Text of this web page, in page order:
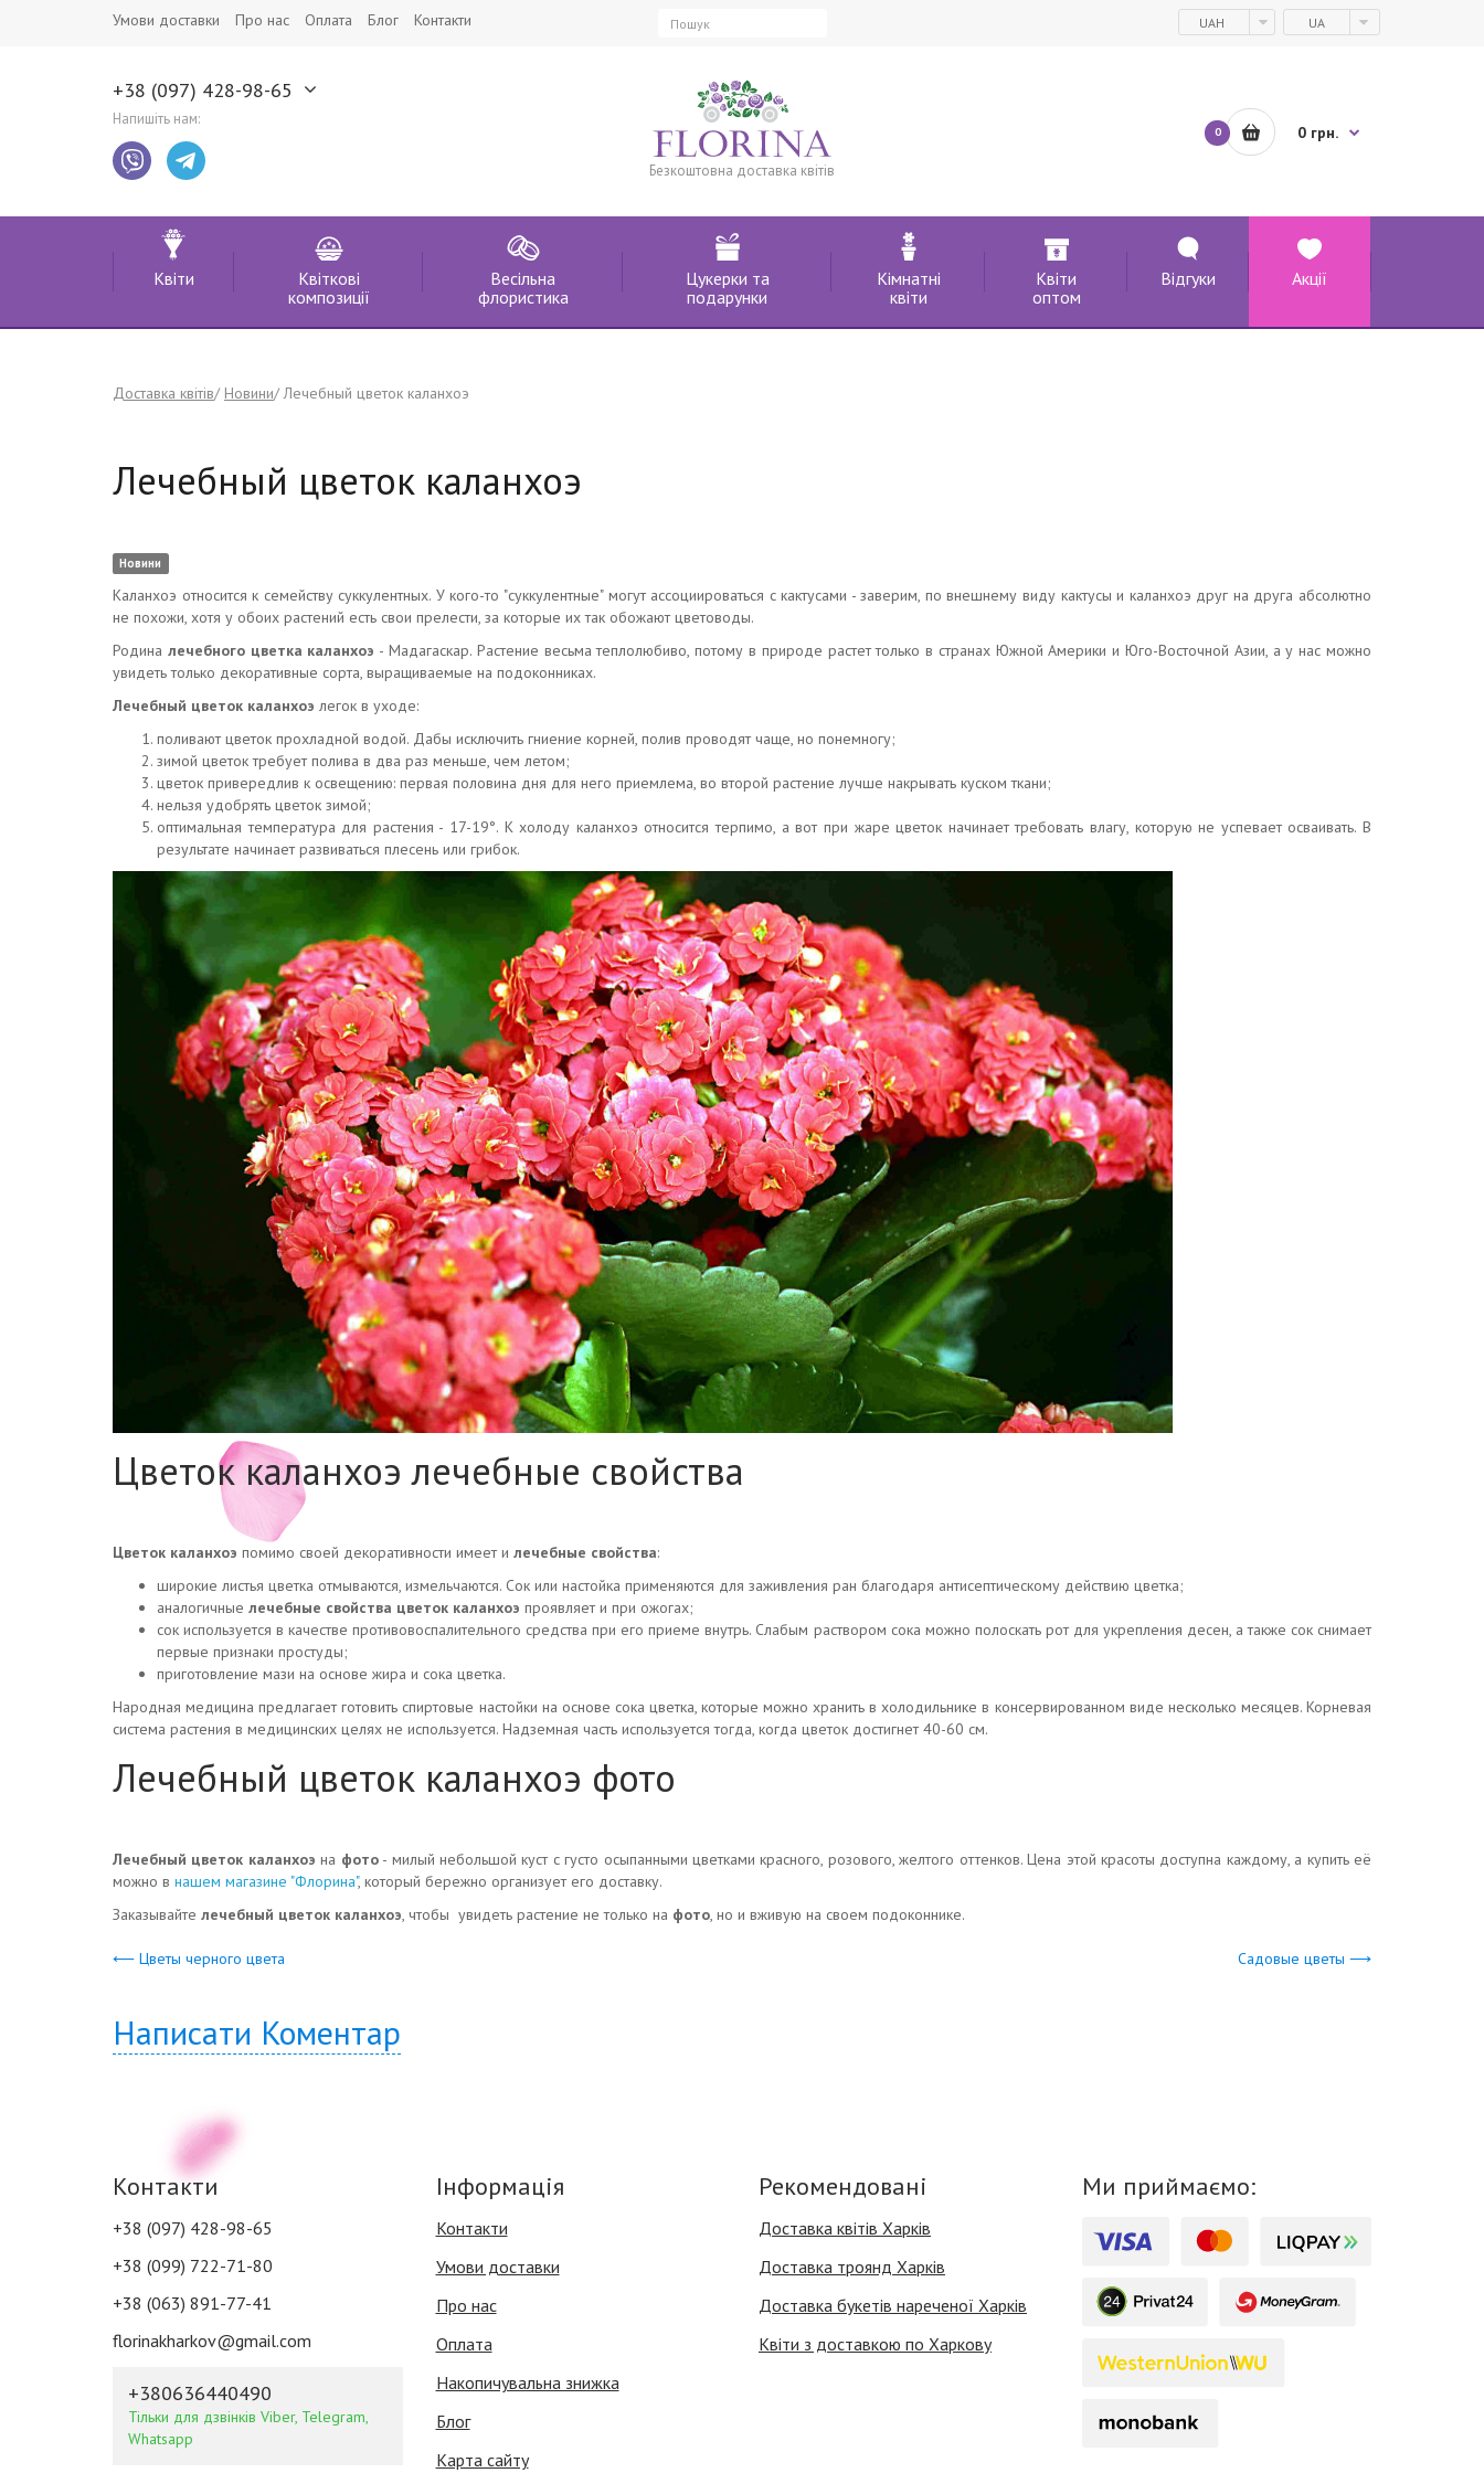
Умови доставки Про нас Оплата Блог Контакти UAH UA
+38 (097) 428-98-65
Напишіть нам:
Безкоштовна доставка квітів
0 0 грн.
Квіти
Квіткові
композиції
Весільна
флористика
Цукерки та
подарунки
Кімнатні
квіти
Квіти
оптом
Відгуки Акції
Доставка квітів Новини Лечебный цветок каланхоэ
Лечебный цветок каланхоэ
Новини
Каланхоэ относится к семейству суккулентных. У кого-то "суккулентные" могут ассоциироваться с кактусами - заверим, по внешнему виду кактусы и каланхоэ друг на друга абсолютно
не похожи, хотя у обоих растений есть свои прелести, за которые их так обожают цветоводы.
Родина лечебного цветка каланхоэ - Мадагаскар. Растение весьма теплолюбиво, потому в природе растет только в странах Южной Америки и Юго-Восточной Азии, а у нас можно
увидеть только декоративные сорта, выращиваемые на подоконниках.
Лечебный цветок каланхоэ легок в уходе:
поливают цветок прохладной водой. Дабы исключить гниение корней, полив проводят чаще, но понемногу;
зимой цветок требует полива в два раз меньше, чем летом;
цветок привередлив к освещению: первая половина дня для него приемлема, во второй растение лучше накрывать куском ткани;
нельзя удобрять цветок зимой;
оптимальная температура для растения - 17-19°. К холоду каланхоэ относится терпимо, а вот при жаре цветок начинает требовать влагу, которую не успевает осваивать. В
результате начинает развиваться плесень или грибок.
Цветок каланхоэ лечебные свойства
Цветок каланхоэ помимо своей декоративности имеет и лечебные свойства:
широкие листья цветка отмываются, измельчаются. Сок или настойка применяются для заживления ран благодаря антисептическому действию цветка;
аналогичные лечебные свойства цветок каланхоэ проявляет и при ожогах;
сок используется в качестве противовоспалительного средства при его приеме внутрь. Слабым раствором сока можно полоскать рот для укрепления десен, а также сок снимает
первые признаки простуды;
приготовление мази на основе жира и сока цветка.
Народная медицина предлагает готовить спиртовые настойки на основе сока цветка, которые можно хранить в холодильнике в консервированном виде несколько месяцев. Корневая
система растения в медицинских целях не используется. Надземная часть используется тогда, когда цветок достигнет 40-60 см.
Лечебный цветок каланхоэ фото
Лечебный цветок каланхоэ на фото- милый небольшой куст с густо осыпанными цветками красного, розового, желтого оттенков. Цена этой красоты доступна каждому, а купить её
можно в нашем магазине "Флорина", который бережно организует его доставку.
Заказывайте лечебный цветок каланхоэ, чтобы увидеть растение не только на фото, но и вживую на своем подоконнике.
⟵ Цветы черного цвета Садовые цветы ⟶
Написати Коментар
Контакти
+38 (097) 428-98-65
+38 (099) 722-71-80
+38 (063) 891-77-41
florinakharkov@gmail.com
+380636440490
Тільки для дзвінків Viber, Telegram,
Whatsapp
Інформація
Контакти
Умови доставки
Про нас
Оплата
Накопичувальна знижка
Блог
Карта сайту
Рекомендовані
Доставка квітів Харків
Доставка троянд Харків
Доставка букетів нареченої Харків
Квіти з доставкою по Харкову
Ми приймаємо: